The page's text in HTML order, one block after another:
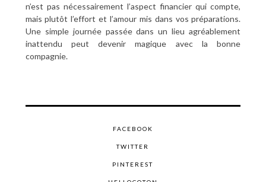
n’est pas nécessairement l’aspect financier qui compte,
mais plutôt l’effort et l’amour mis dans vos préparations.
Une simple journée passée dans un lieu agréablement
inattendu peut devenir magique avec la bonne
compagnie.
FACEBOOK
TWITTER
PINTEREST